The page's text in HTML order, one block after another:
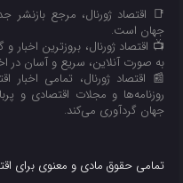
📑 اقتصاد ژورنال، مرجع بازنشر
جهان است.
📺 اقتصاد ژورنال، بروزترین
به صورت آنلاین، سریع و آسان در
📰 اقتصاد ژورنال، تمامی اخبار
روزنامه‌ها و مجلات اقتصادی و
جهان گردآوری می‌کند.
تمامی حقوق مادی و معنوی برای